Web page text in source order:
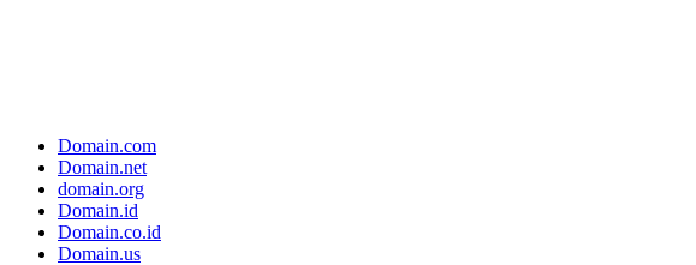
Domain.com
Domain.net
domain.org
Domain.id
Domain.co.id
Domain.us